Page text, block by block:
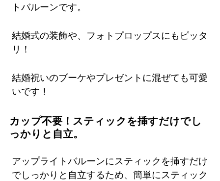
トバルーンです。
結婚式の装飾や、フォトプロップスにもピッタ
リ！
結婚祝いのブーケやプレゼントに混ぜても可愛
いです！
カップ不要！スティックを挿すだけでし
っかりと自立。
アップライトバルーンにスティックを挿すだけ
でしっかりと自立するため、簡単にスティック